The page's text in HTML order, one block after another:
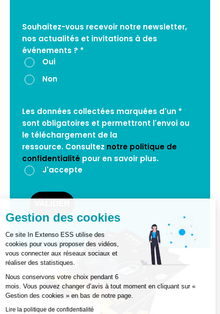
Souhaitez-vous recevoir notre newsletter,
nos actualités et invitations à des
événements ? *
Oui
Non
Les données collectées marquées d'un *
sont obligatoires et permettront l'envoi ou
le téléchargement de la
ressource. Consultez notre politique de
confidentialité pour en savoir plus.
J'accepte
Gestion des cookies
Ce site In Extenso ESS utilise des
cookies pour vous proposer des vidéos,
vous connecter aux réseaux sociaux et
réaliser des statistiques.
Nous conservons votre choix pendant 6
mois. Vous pouvez changer d’avis à tout moment en cliquant sur «
Gestion des cookies » en bas de notre page.
Lire la politique de confidentialité
GESTION DES COOKIES